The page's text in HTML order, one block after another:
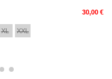
30,00 €
XL XXL